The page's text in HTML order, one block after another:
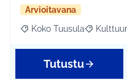
Arvioitavana
Rajaa tulokset aihepiirin
Koko Tuusula Rajaa
Tutustu